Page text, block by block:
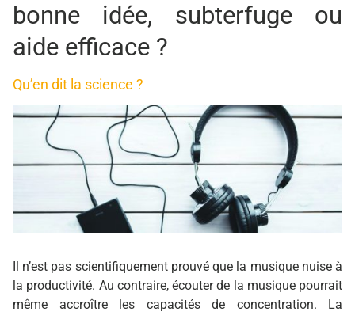
bonne idée, subterfuge ou
aide efficace ?
Qu’en dit la science ?
Il n’est pas scientifiquement prouvé que la musique nuise à
la productivité. Au contraire, écouter de la musique pourrait
même accroître les capacités de concentration. La